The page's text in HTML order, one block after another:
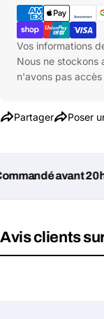
de
paiement
Vos informations
Nous ne stockons
n'avons pas
Partager Poser
avant
Avis clients